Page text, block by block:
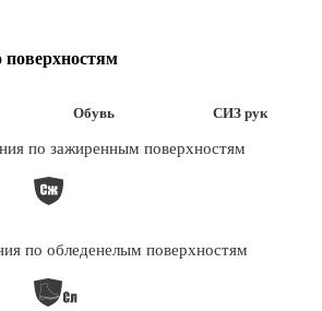
Обувь СИЗ рук
по зажиренным поверхностям
по обледенелым поверхностям